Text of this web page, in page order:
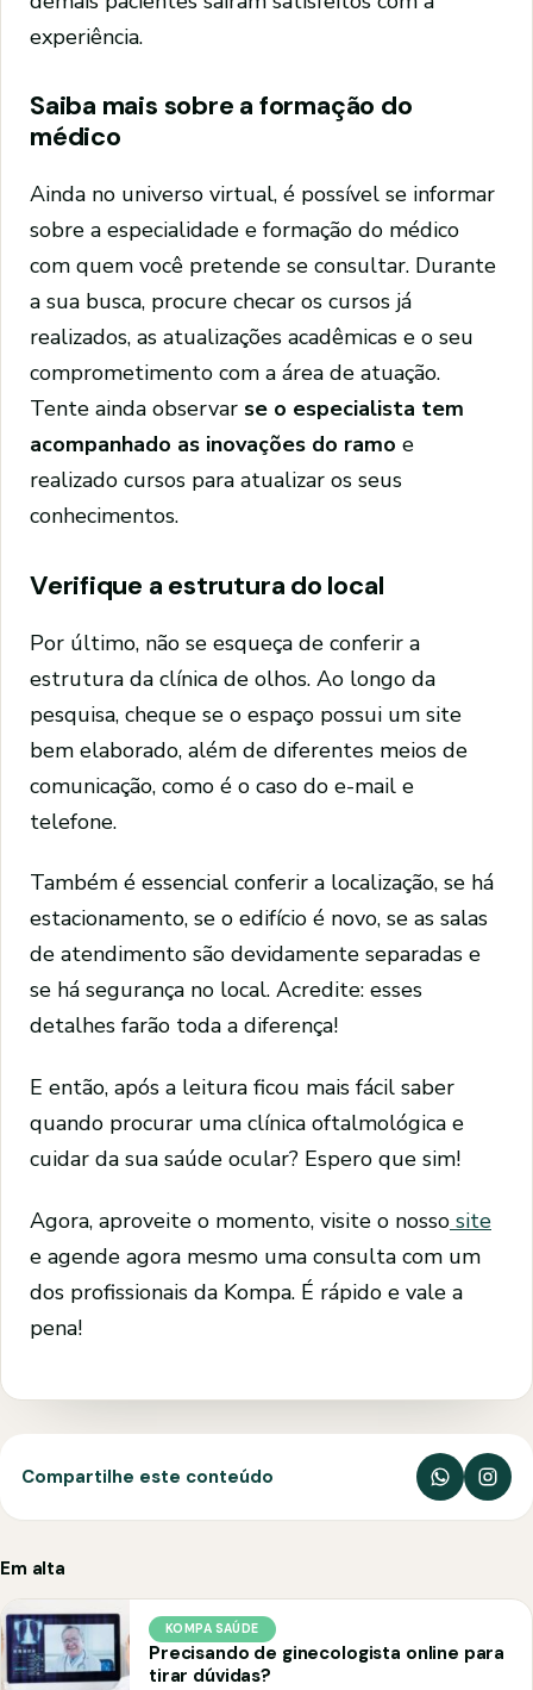
experiência.
Saiba mais sobre a formação do
médico
Ainda no universo virtual, é possível se informar
sobre a especialidade e formação do médico
com quem você pretende se consultar. Durante
a sua busca, procure checar os cursos já
realizados, as atualizações acadêmicas e o seu
comprometimento com a área de atuação.
Tente ainda observar se o especialista tem
acompanhado as inovações do ramo e
realizado cursos para atualizar os seus
conhecimentos.
Verifique a estrutura do local
Por último, não se esqueça de conferir a
estrutura da clínica de olhos. Ao longo da
pesquisa, cheque se o espaço possui um site
bem elaborado, além de diferentes meios de
comunicação, como é o caso do e-mail e
telefone.
Também é essencial conferir a localização, se há
estacionamento, se o edifício é novo, se as salas
de atendimento são devidamente separadas e
se há segurança no local. Acredite: esses
detalhes farão toda a diferença!
E então, após a leitura ficou mais fácil saber
quando procurar uma clínica oftalmológica e
cuidar da sua saúde ocular? Espero que sim!
Agora, aproveite o momento, visite o nosso site
e agende agora mesmo uma consulta com um
dos profissionais da Kompa. É rápido e vale a
pena!
Compartilhe este conteúdo
Em alta
KOMPA SAÚDE
Precisando de ginecologista online para
tirar dúvidas?